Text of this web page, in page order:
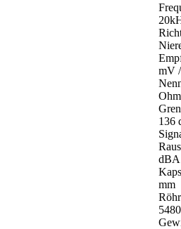
mV
Ohm
136
dBA
mm